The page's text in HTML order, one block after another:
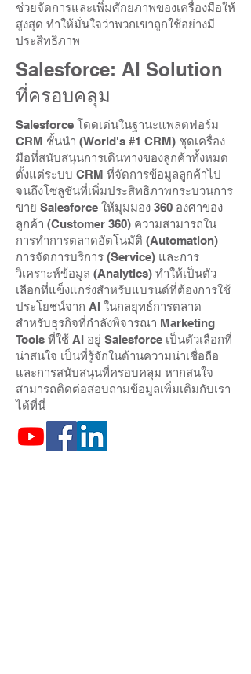
ช่วยจัดการและเพิ่มศักยภาพของเครื่องมือให้
สูงสุด ทำให้มั่นใจว่าพวกเขาถูกใช้อย่างมี
ประสิทธิภาพ
Salesforce: AI Solution
ที่ครอบคลุม
Salesforce โดดเด่นในฐานะแพลตฟอร์ม
CRM ชั้นนำ (World's #1 CRM) ชุดเครื่อง
มือที่สนับสนุนการเดินทางของลูกค้าทั้งหมด
ตั้งแต่ระบบ CRM ที่จัดการข้อมูลลูกค้าไป
จนถึงโซลูชันที่เพิ่มประสิทธิภาพกระบวนการ
ขาย Salesforce ให้มุมมอง 360 องศาของ
ลูกค้า (Customer 360) ความสามารถใน
การทำการตลาดอัตโนมัติ (Automation)
การจัดการบริการ (Service) และการ
วิเคราะห์ข้อมูล (Analytics) ทำให้เป็นตัว
เลือกที่แข็งแกร่งสำหรับแบรนด์ที่ต้องการใช้
ประโยชน์จาก AI ในกลยุทธ์การตลาด
สำหรับธุรกิจที่กำลังพิจารณา Marketing
Tools ที่ใช้ AI อยู่ Salesforce เป็นตัวเลือกที่
น่าสนใจ เป็นที่รู้จักในด้านความน่าเชื่อถือ
และการสนับสนุนที่ครอบคลุม หากสนใจ
สามารถติดต่อสอบถามข้อมูลเพิ่มเติมกับเรา
ได้ที่นี่